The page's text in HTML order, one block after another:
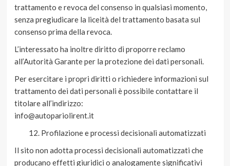
trattamento e revoca del consenso in qualsiasi momento,
senza pregiudicare la liceità del trattamento basata sul
consenso prima della revoca.
L’interessato ha inoltre diritto di proporre reclamo
all’Autorità Garante per la protezione dei dati personali.
Per esercitare i propri diritti o richiedere informazioni sul
trattamento dei dati personali è possibile contattare il
titolare all’indirizzo:
info@autopariolirent.it
Profilazione e processi decisionali automatizzati
Il sito non adotta processi decisionali automatizzati che
producano effetti giuridici o analogamente significativi